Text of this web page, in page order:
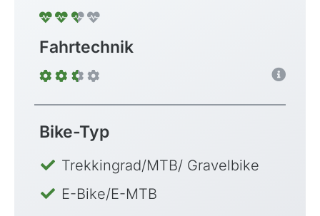
Fahrtechnik
Bike-Typ
Trekkingrad/MTB/ Gravelbike
E-Bike/E-MTB